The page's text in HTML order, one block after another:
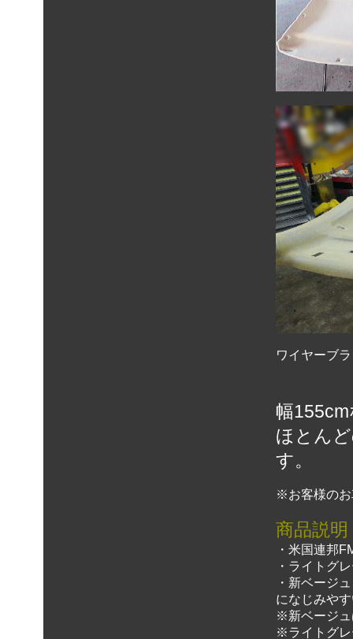
ワイヤーブ
幅
ほとん
す。
※お客様のお
商品説明
・米国連邦
・ライトグ
・新ベージ
になじみや
※新ベージュ
※ライトグレ